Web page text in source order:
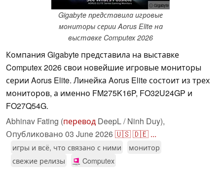
ⓘ Gigabyte
Gigabyte представила игровые
мониторы серии Aorus Elite на
выставке Computex 2026
Компания Gigabyte представила на выставке
Computex 2026 свои новейшие игровые мониторы
серии Aorus Elite. Линейка Aorus Elite состоит из трех
мониторов, а именно FM275K16P, FO32U24GP и
FO27Q54G.
Abhinav Fating (перевод DeepL / Ninh Duy),
Опубликовано 03 June 2026🇺🇸🇩🇪 ...
игры и всё, что связано с ними
монитор
свежие релизы
Computex